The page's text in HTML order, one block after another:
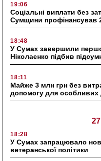
19:06
Соціальні виплати без
Сумщини профінансував
18:48
У Сумах завершили
Ніколаєнко підбив
18:11
Майже 3 млн грн без
допомогу для особливих
18:28
У Сумах запрацювало
ветеранської політики